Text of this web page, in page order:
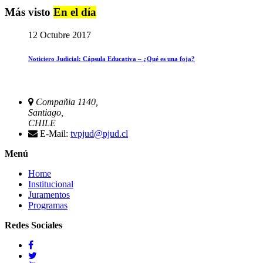
Más visto En el día
12 Octubre 2017
Noticiero Judicial: Cápsula Educativa – ¿Qué es una foja?
Compañia 1140,
Santiago,
CHILE
E-Mail: tvpjud@pjud.cl
Menú
Home
Institucional
Juramentos
Programas
Redes Sociales